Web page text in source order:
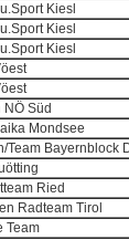
Kiesl
Kiesl
Kiesl
NÖ Süd
Mondsee
Team Bayernblock
Ried
Radteam Tirol
Team